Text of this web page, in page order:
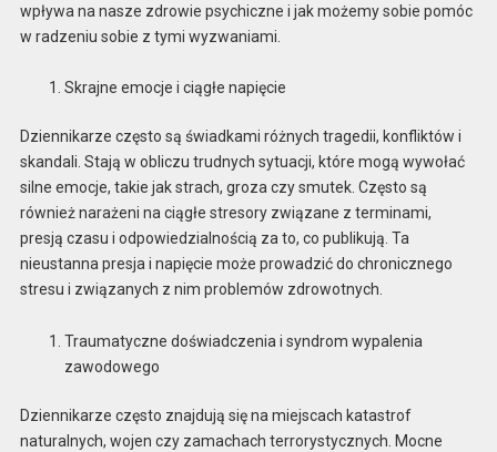
wpływa na nasze zdrowie psychiczne i jak możemy sobie pomóc
w radzeniu sobie z tymi wyzwaniami.
Skrajne emocje i ciągłe napięcie
Dziennikarze często są świadkami różnych tragedii, konfliktów i
skandali. Stają w obliczu trudnych sytuacji, które mogą wywołać
silne emocje, takie jak strach, groza czy smutek. Często są
również narażeni na ciągłe stresory związane z terminami,
presją czasu i odpowiedzialnością za to, co publikują. Ta
nieustanna presja i napięcie może prowadzić do chronicznego
stresu i związanych z nim problemów zdrowotnych.
Traumatyczne doświadczenia i syndrom wypalenia
zawodowego
Dziennikarze często znajdują się na miejscach katastrof
naturalnych, wojen czy zamachach terrorystycznych. Mocne